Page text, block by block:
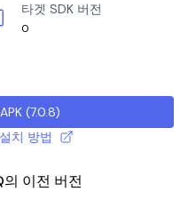
타겟 SDK 버전
0
(7.0.8)
치 방법
이전 버전